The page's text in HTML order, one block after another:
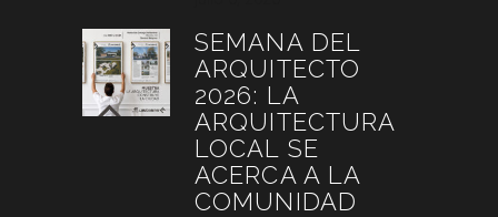
SEMANA DEL
ARQUITECTO
2026: LA
ARQUITECTURA
LOCAL SE
ACERCA A LA
COMUNIDAD